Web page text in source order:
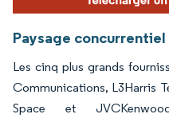
Paysage concurrentiel
Les cinq plus grands
Communications, L3Harris
Space et